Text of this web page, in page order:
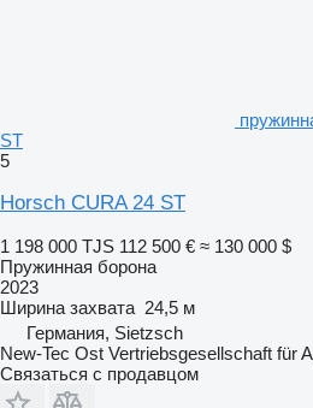
ST
5
Horsch CURA 24 ST
1 198 000 TJS 112 500 € ≈ 130 000 $
Пружинная борона
2023
Ширина захвата 24,5 м
Германия, Sietzsch
New-Tec Ost Vertriebsgesellschaft für
Связаться с продавцом